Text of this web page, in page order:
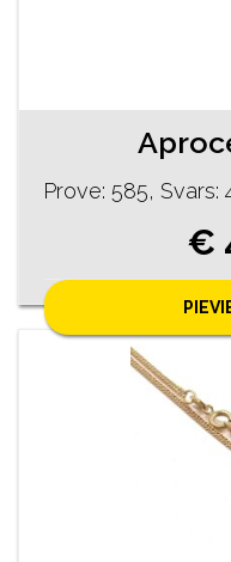
Prove: 585, Svars:
€